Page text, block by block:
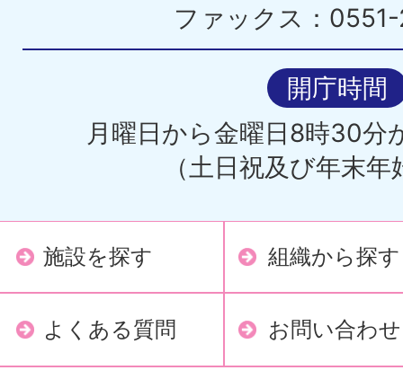
ファックス：
開庁時間
月曜日から金曜日8時30分
（土日祝及び年末
施設を探す 組織から探す
よくある質問 お問い合わせ